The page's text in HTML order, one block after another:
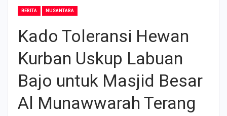
BERITA NUSANTARA
Kado Toleransi Hewan
Kurban Uskup Labuan
Bajo untuk Masjid Besar
Al Munawwarah Terang